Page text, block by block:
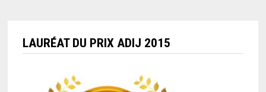
LAURÉAT DU PRIX ADIJ 2015